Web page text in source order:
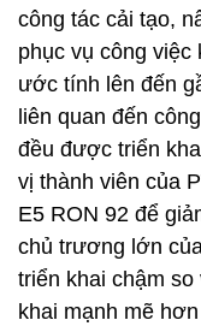
công tác cải tạo,
phục vụ công việc
ước tính lên đến
liên quan đến
đều được triển
vị thành viên của
E5 RON 92 để
chủ trương lớn
triển khai chậm
khai mạnh mẽ